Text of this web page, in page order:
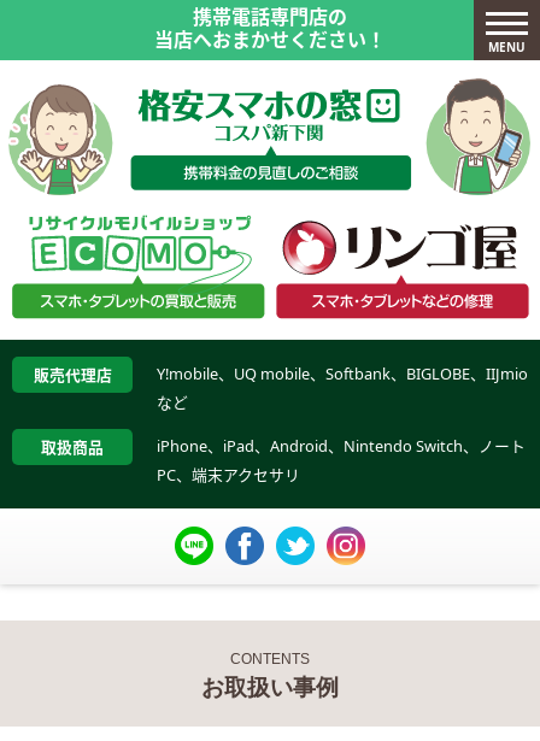
携帯電話専門店の
当店へおまかせください！
販売代理店
Y!mobile、UQ mobile、Softbank、BIGLOBE、IIJmio
など
取扱商品
iPhone、iPad、Android、Nintendo Switch、ノート
PC、端末アクセサリ
MENU
CONTENTS
お取扱い事例